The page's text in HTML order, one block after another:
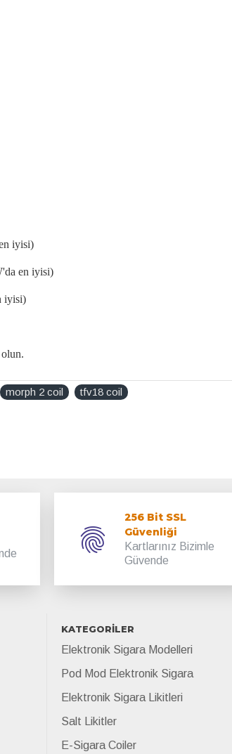
iyisi)
en iyisi)
iyisi)
olun.
morph 2 coil tfv18 coil
256 Bit SSL
Güvenliği
Kartlarınız Bizimle
Güvende
KATEGORİLER
Elektronik Sigara Modelleri
Pod Mod Elektronik Sigara
Elektronik Sigara Likitleri
Salt Likitler
E-Sigara Coiler